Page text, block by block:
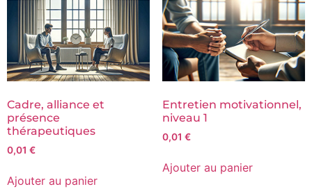
Cadre, alliance et
présence
thérapeutiques
0,01 €
Ajouter au panier
Entretien motivationnel,
niveau 1
0,01 €
Ajouter au panier